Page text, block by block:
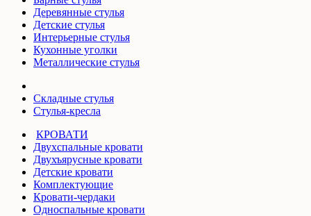
Деревянные стулья
Детские стулья
Интерьерные стулья
Кухонные уголки
Металлические стулья
Складные стулья
Стулья-кресла
КРОВАТИ
Двухспальные кровати
Двухъярусные кровати
Детские кровати
Комплектующие
Кровати-чердаки
Односпальные кровати